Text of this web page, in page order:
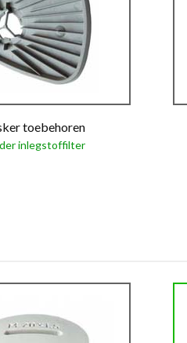
toebehoren
inlegstoffilter